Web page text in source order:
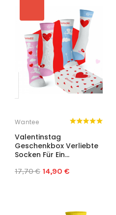
Wantee
Valentinstag
Geschenkbox Verliebte
Socken Für Ein...
17,70 € 14,90 €